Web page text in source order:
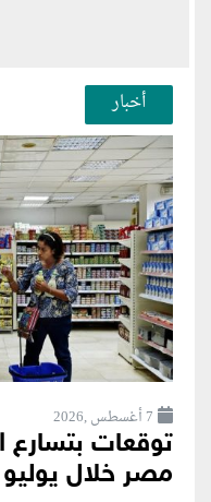
أخبار
7 أغسطس ,2026
توقعات
مصر خلال